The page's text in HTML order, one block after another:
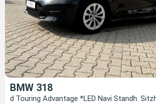
BMW 318
d Touring Advantage *LED Navi Standh.